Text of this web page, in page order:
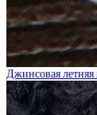
Джинсовая летняя